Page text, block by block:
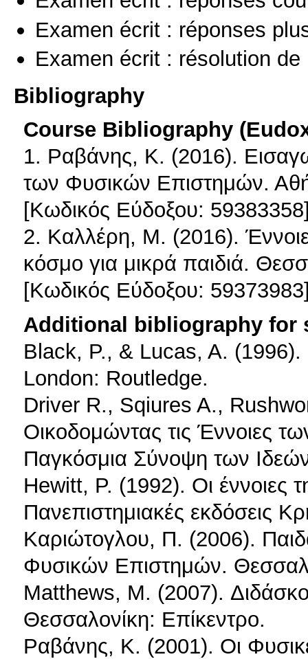
Examen écrit : réponses
Examen écrit : résolution de
Bibliography
Course Bibliography
1. Ραβάνης, Κ. (2016).
των Φυσικών Επιστημών.
[Κωδικός Εύδοξου:
2. Καλλέρη, Μ. (2016).
κόσμο για μικρά παιδιά.
[Κωδικός Εύδοξου:
Additional bibliography for
Black, P., & Lucas, A.
London: Routledge.
Driver R., Sqiures A.,
Οικοδομώντας τις Έννοιες
Παγκόσμια Σύνοψη των
Hewitt, P. (1992). Οι έννοιες
Πανεπιστημιακές εκδόσεις
Καριώτογλου, Π. (2006).
Φυσικών Επιστημών.
Matthews, M. (2007).
Θεσσαλονίκη: Επίκεντρο.
Ραβάνης, Κ. (2001). Οι